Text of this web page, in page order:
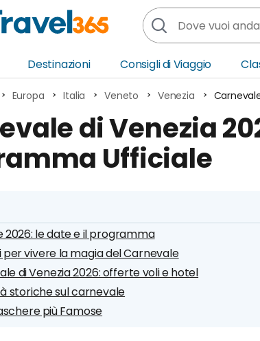
Destinazioni
Europa
Oceania
Nord America
America Centrale
Sud America
Medio Oriente
Consigli di Viaggio
Europa Italia Veneto Venezia
di Venezia
Ufficiale
2026: le date e il programma
per vivere la magia del Carnevale
di Venezia 2026: offerte voli e hotel
storiche sul carnevale
più Famose